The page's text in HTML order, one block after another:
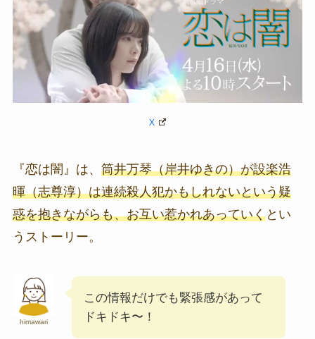
X
『恋は闇』は、 筒井万琴（岸井ゆきの）が設楽浩
暉（志尊淳）は連続殺人犯かもしれないという疑
惑を抱きながらも、お互い惹かれあっていくとい
うストーリー。
himawari
この情報だけでも緊張感があって
ドキドキ〜！